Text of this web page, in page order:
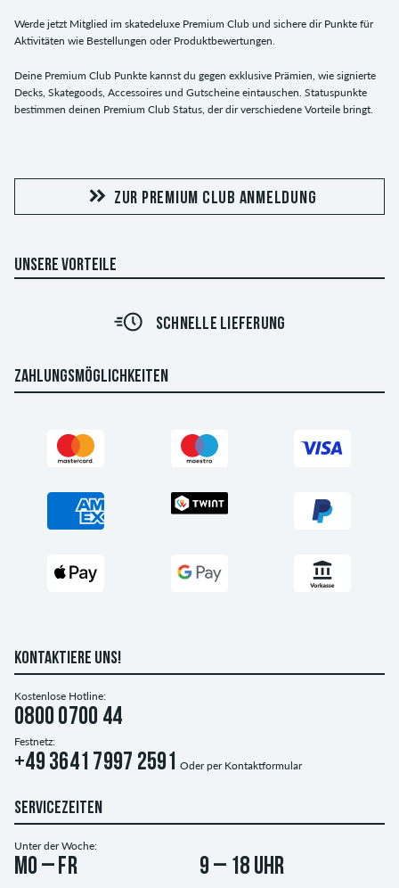
Werde jetzt Mitglied im skatedeluxe Premium Club und sichere dir Punkte für
Aktivitäten wie Bestellungen oder Produktbewertungen.
Deine Premium Club Punkte kannst du gegen exklusive Prämien, wie signierte
Decks, Skategoods, Accessoires und Gutscheine eintauschen. Statuspunkte
bestimmen deinen Premium Club Status, der dir verschiedene Vorteile bringt.
ZUR PREMIUM CLUB ANMELDUNG
UNSERE VORTEILE
SCHNELLE LIEFERUNG
ZAHLUNGSMÖGLICHKEITEN
KONTAKTIERE UNS!
Kostenlose Hotline:
0800 0700 44
Festnetz:
+49 3641 7997 2591 Oder per Kontaktformular
SERVICEZEITEN
Unter der Woche:
Mo – Fr 9 – 18 Uhr